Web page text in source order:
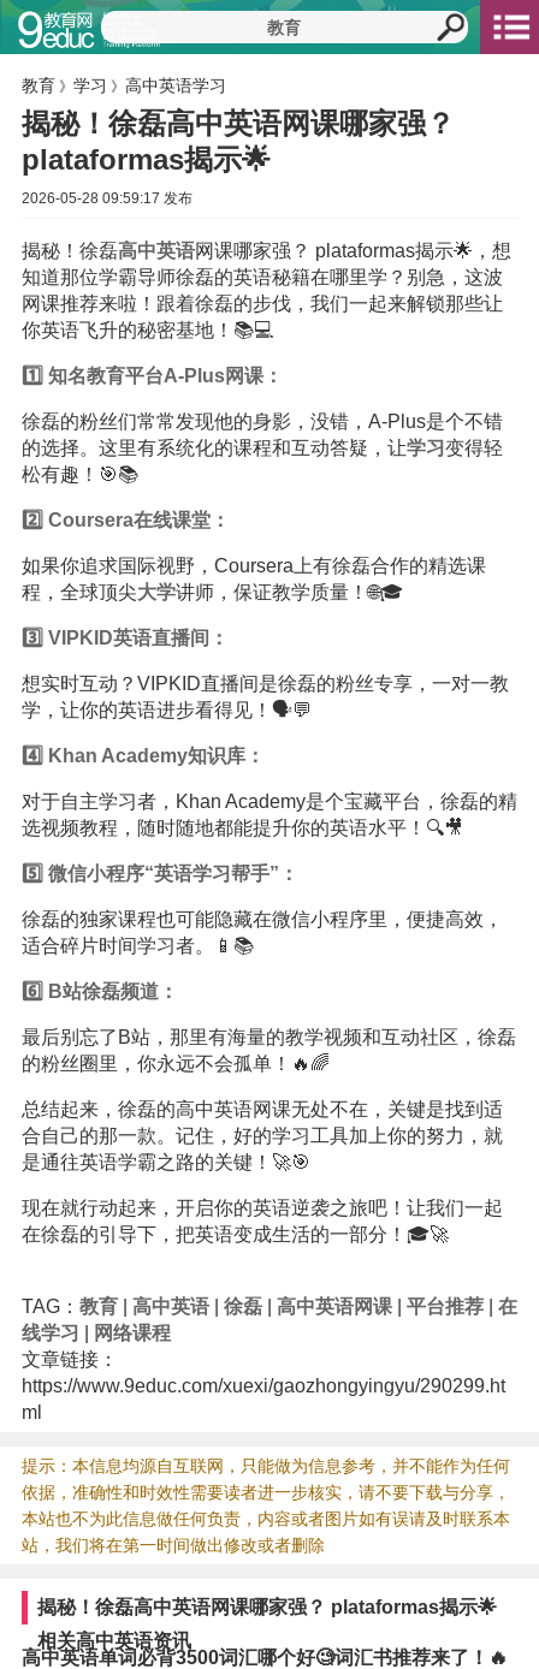
教育 》 学习 》 高中英语学习
揭秘！徐磊高中英语网课哪家强？
plataformas揭示🌟
2026-05-28 09:59:17 发布
揭秘！徐磊高中英语网课哪家强？ plataformas揭示🌟，想
知道那位学霸导师徐磊的英语秘籍在哪里学？别急，这波
网课推荐来啦！跟着徐磊的步伐，我们一起来解锁那些让
你英语飞升的秘密基地！📚💻
1️⃣ 知名教育平台A-Plus网课：
徐磊的粉丝们常常发现他的身影，没错，A-Plus是个不错
的选择。这里有系统化的课程和互动答疑，让学习变得轻
松有趣！🎯📚
2️⃣ Coursera在线课堂：
如果你追求国际视野，Coursera上有徐磊合作的精选课
程，全球顶尖大学讲师，保证教学质量！🌐🎓
3️⃣ VIPKID英语直播间：
想实时互动？VIPKID直播间是徐磊的粉丝专享，一对一教
学，让你的英语进步看得见！🗣️💬
4️⃣ Khan Academy知识库：
对于自主学习者，Khan Academy是个宝藏平台，徐磊的精
选视频教程，随时随地都能提升你的英语水平！🔍🎥
5️⃣ 微信小程序“英语学习帮手”：
徐磊的独家课程也可能隐藏在微信小程序里，便捷高效，
适合碎片时间学习者。📱📚
6️⃣ B站徐磊频道：
最后别忘了B站，那里有海量的教学视频和互动社区，徐磊
的粉丝圈里，你永远不会孤单！🔥🌈
总结起来，徐磊的高中英语网课无处不在，关键是找到适
合自己的那一款。记住，好的学习工具加上你的努力，就
是通往英语学霸之路的关键！🚀🎯
现在就行动起来，开启你的英语逆袭之旅吧！让我们一起
在徐磊的引导下，把英语变成生活的一部分！🎓🚀
TAG： 教育| 高中英语| 徐磊| 高中英语网课| 平台推荐| 在
线学习
网络课程
文章链接：
https://www.9educ.com/xuexi/gaozhongyingyu/290299.ht
ml
提示：本信息均源自互联网，只能做为信息参考，并不能作为任何
依据，准确性和时效性需要读者进一步核实，请不要下载与分享，
本站也不为此信息做任何负责，内容或者图片如有误请及时联系本
站，我们将在第一时间做出修改或者删除
揭秘！徐磊高中英语网课哪家强？ plataformas揭示🌟
相关高中英语资讯
高中英语单词必背3500词汇哪个好🧐词汇书推荐来了！🔥